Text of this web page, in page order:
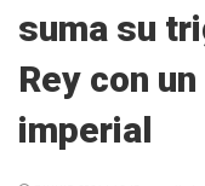
suma su
Rey con
imperial